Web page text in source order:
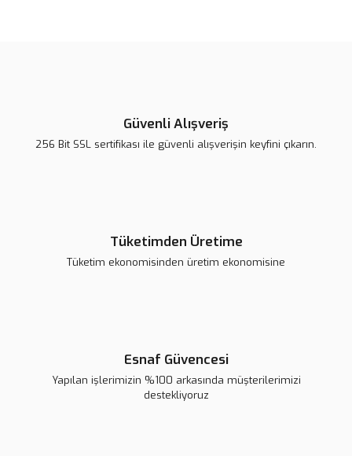
MQ-6 Bütan, Propan ve LPG Ölçüm Sensörü
Güvenli Alışveriş
256 Bit SSL sertifikası ile güvenli alışverişin keyfini çıkarın.
Tüketimden Üretime
Tüketim ekonomisinden üretim ekonomisine
Esnaf Güvencesi
Yapılan işlerimizin %100 arkasında müşterilerimizi
destekliyoruz